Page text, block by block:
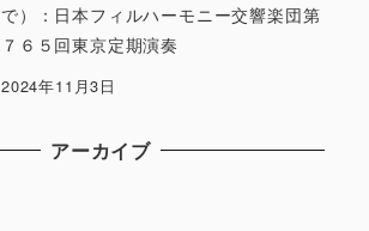
で）：日本フィルハーモニー交響楽団第
７６５回東京定期演奏
2024年11月3日
アーカイブ